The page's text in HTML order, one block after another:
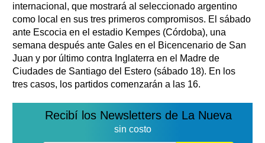
internacional, que mostrará al seleccionado argentino
como local en sus tres primeros compromisos. El sábado
ante Escocia en el estadio Kempes (Córdoba), una
semana después ante Gales en el Bicencenario de San
Juan y por último contra Inglaterra en el Madre de
Ciudades de Santiago del Estero (sábado 18). En los
tres casos, los partidos comenzarán a las 16.
Recibí los Newsletters de La Nueva
sin costo